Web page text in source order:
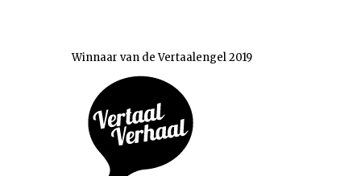
Winnaar van de Vertaalengel 2019